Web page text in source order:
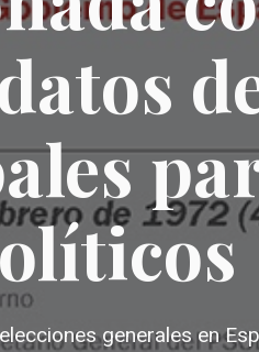
generales en